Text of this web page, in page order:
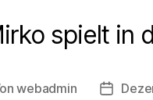
spielt in
webadmin